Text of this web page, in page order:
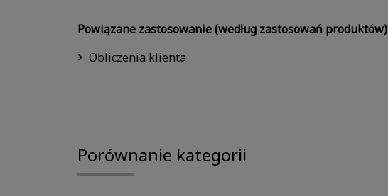
Powiązane zastosowanie (według zastosowań produktów)
Obliczenia klienta
Porównanie kategorii